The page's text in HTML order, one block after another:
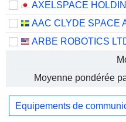
AAC CLYDE SPACE
ARBE ROBOTICS
Moyenne pondérée
Equipements de